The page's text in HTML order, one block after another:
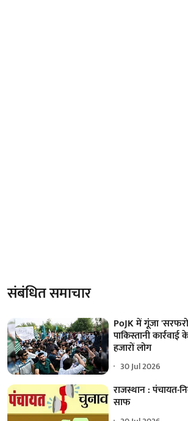
संबंधित समाचार
PoJK में गूंजा
पाकिस्तानी
हजारों लोग
30 Jul 2026
राजस्थान : पंचायत-
साफ